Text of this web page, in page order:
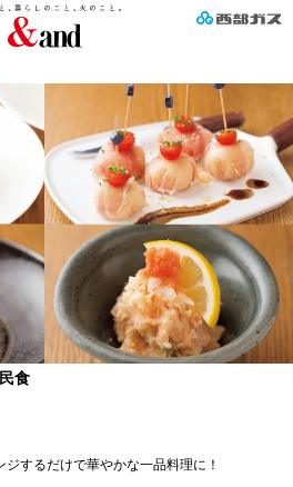
食
するだけで華やかな一品料理に！